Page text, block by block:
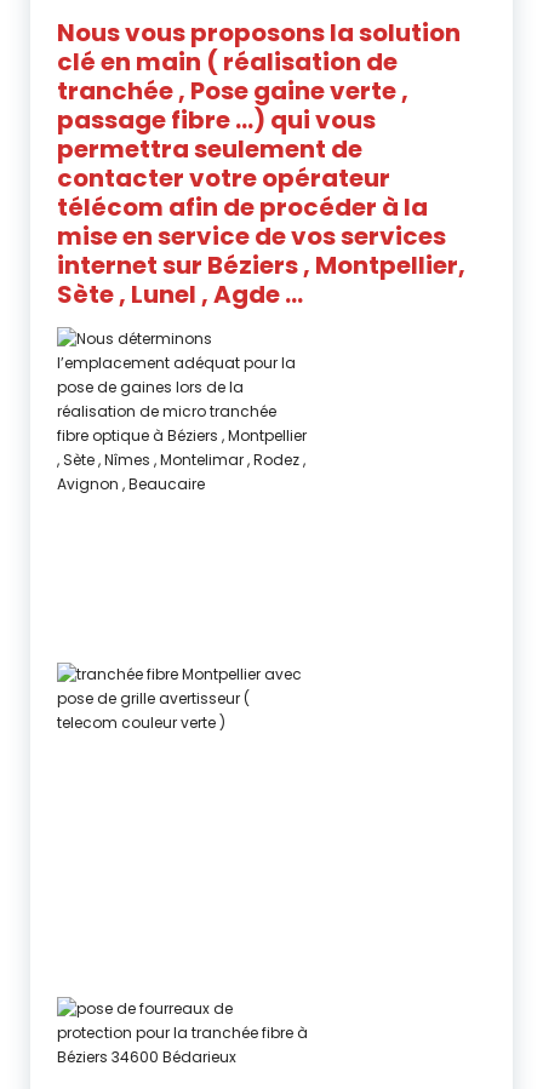
Nous vous proposons la solution
clé en main ( réalisation de
tranchée , Pose gaine verte ,
passage fibre …) qui vous
permettra seulement de
contacter votre opérateur
télécom afin de procéder à la
mise en service de vos services
internetsur Béziers , Montpellier,
Sète , Lunel , Agde …